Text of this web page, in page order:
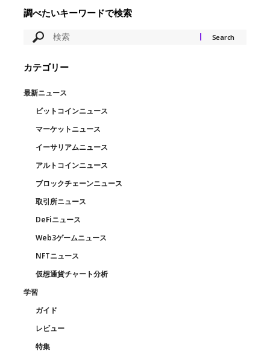
調べたいキーワードで検索
カテゴリー
最新ニュース
ビットコインニュース
マーケットニュース
イーサリアムニュース
アルトコインニュース
ブロックチェーンニュース
取引所ニュース
DeFiニュース
Web3ゲームニュース
NFTニュース
仮想通貨チャート分析
学習
ガイド
レビュー
特集